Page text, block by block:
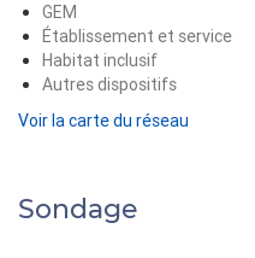
GEM
Établissement et service
Habitat inclusif
Autres dispositifs
Voir la carte du réseau
Sondage